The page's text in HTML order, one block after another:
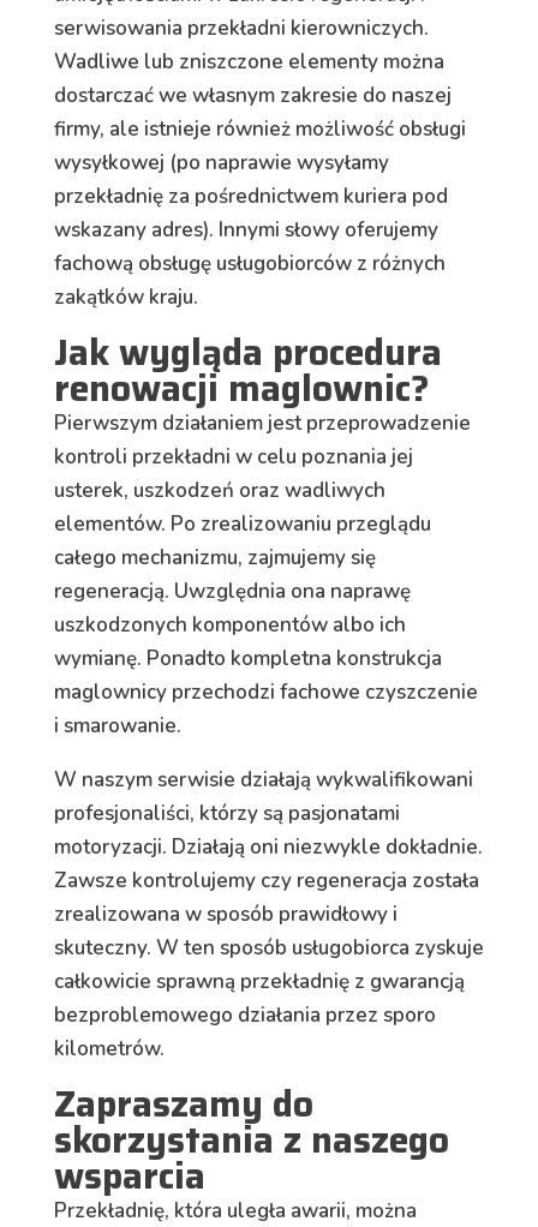
serwisowania przekładni kierowniczych.
Wadliwe lub zniszczone elementy można
dostarczać we własnym zakresie do naszej
firmy, ale istnieje również możliwość obsługi
wysyłkowej (po naprawie wysyłamy
przekładnię za pośrednictwem kuriera pod
wskazany adres). Innymi słowy oferujemy
fachową obsługę usługobiorców z różnych
zakątków kraju.
Jak wygląda procedura
renowacji maglownic?
Pierwszym działaniem jest przeprowadzenie
kontroli przekładni w celu poznania jej
usterek, uszkodzeń oraz wadliwych
elementów. Po zrealizowaniu przeglądu
całego mechanizmu, zajmujemy się
regeneracją. Uwzględnia ona naprawę
uszkodzonych komponentów albo ich
wymianę. Ponadto kompletna konstrukcja
maglownicy przechodzi fachowe czyszczenie
i smarowanie.
W naszym serwisie działają wykwalifikowani
profesjonaliści, którzy są pasjonatami
motoryzacji. Działają oni niezwykle dokładnie.
Zawsze kontrolujemy czy regeneracja została
zrealizowana w sposób prawidłowy i
skuteczny. W ten sposób usługobiorca zyskuje
całkowicie sprawną przekładnię z gwarancją
bezproblemowego działania przez sporo
kilometrów.
Zapraszamy do
skorzystania z naszego
wsparcia
Przekładnię, która uległa awarii, można